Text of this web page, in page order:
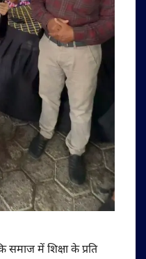
में शिक्षा के प्रति